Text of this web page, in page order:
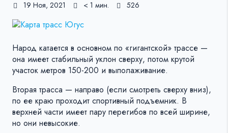
19 Ноя, 2021 < 1 мин. 526
Народ катается в основном по «гигантской» трассе —
она имеет стабильный уклон сверху, потом крутой
участок метров 150-200 и выполаживание.
Вторая трасса — направо (если смотреть сверху вниз),
по ее краю проходит спортивный подъемник. В
верхней части имеет пару перегибов по всей ширине,
но они невысокие.